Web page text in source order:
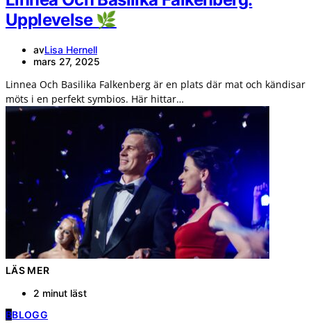
Upplevelse 🌿
avLisa Hernell
mars 27, 2025
Linnea Och Basilika Falkenberg är en plats där mat och kändisar
möts i en perfekt symbios. Här hittar…
LÄS MER
2 minut läst
BBLOGG